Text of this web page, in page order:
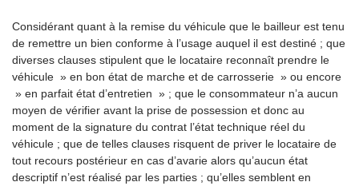
Considérant quant à la remise du véhicule que le bailleur est tenu
de remettre un bien conforme à l’usage auquel il est destiné ; que
diverses clauses stipulent que le locataire reconnaît prendre le
véhicule » en bon état de marche et de carrosserie » ou encore
» en parfait état d’entretien » ; que le consommateur n’a aucun
moyen de vérifier avant la prise de possession et donc au
moment de la signature du contrat l’état technique réel du
véhicule ; que de telles clauses risquent de priver le locataire de
tout recours postérieur en cas d’avarie alors qu’aucun état
descriptif n’est réalisé par les parties ; qu’elles semblent en